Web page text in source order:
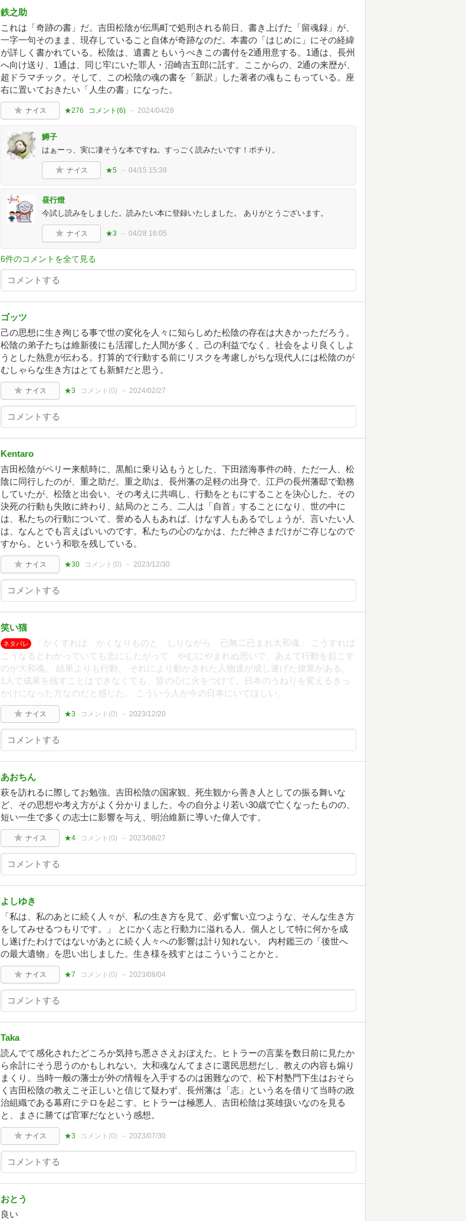
鉄之助
これは「奇跡の書」だ。吉田松陰が伝馬町で処刑される前日、書き上げた「留魂録」が、
一字一句そのまま、現存していること自体が奇跡なのだ。本書の「はじめに」にその経緯
が詳しく書かれている。松陰は、遺書ともいうべきこの書付を2通用意する。1通は、長州
へ向け送り、1通は、同じ牢にいた罪人・沼崎吉五郎に託す。ここからの、2通の来歴が、
超ドラマチック。そして、この松陰の魂の書を「新訳」した著者の魂もこもっている。座
右に置いておきたい「人生の書」になった。
ナイス ★276 コメント(6) 2024/04/28
鱒子
はぁーっ、実に凄そうな本ですね。すっごく読みたいです！ポチり。
ナイス ★5 04/15 15:39
昼行燈
今試し読みをしました。読みたい本に登録いたしました。 ありがとうございます。
ナイス ★3 04/28 16:05
6件のコメントを全て見る
ゴッツ
己の思想に生き殉じる事で世の変化を人々に知らしめた松陰の存在は大きかっただろう。
松陰の弟子たちは維新後にも活躍した人間が多く、己の利益でなく、社会をより良くしよ
うとした熱意が伝わる。打算的で行動する前にリスクを考慮しがちな現代人には松陰のが
むしゃらな生き方はとても新鮮だと思う。
ナイス ★3 コメント(0) 2024/02/27
Kentaro
吉田松陰がペリー来航時に、黒船に乗り込もうとした、下田踏海事件の時、ただ一人、松
陰に同行したのが、重之助だ。重之助は、長州藩の足軽の出身で、江戸の長州藩邸で勤務
していたが、松陰と出会い、その考えに共鳴し、行動をともにすることを決心した。その
決死の行動も失敗に終わり、結局のところ、二人は「自首」することになり、世の中に
は、私たちの行動について、誉める人もあれば、けなす人もあるでしょうが、言いたい人
は、なんとでも言えばいいのです。私たちの心のなかは、ただ神さまだけがご存じなので
すから。という和歌を残している。
ナイス ★30 コメント(0) 2023/12/30
笑い猫
ネタバレ
「かくすれば かくなりものと しりながら 已無二已まれ大和魂」 こうすれば
こうなるとわかっていても志にしたがって、やむにやまれぬ思いで、あえて行動を起こす
のが大和魂。 結果よりも行動。 それにより動かされた人物達が成し遂げた偉業がある。
1人で成果を残すことはできなくても、皆の心に火をつけて、日本のうねりを変えるきっ
かけになった方なのだと感じた。 こういう人が今の日本にいてほしい。
ナイス ★3 コメント(0) 2023/12/20
あおちん
萩を訪れるに際してお勉強。吉田松陰の国家観、死生観から善き人としての振る舞いな
ど、その思想や考え方がよく分かりました。今の自分より若い30歳で亡くなったものの、
短い一生で多くの志士に影響を与え、明治維新に導いた偉人です。
ナイス ★4 コメント(0) 2023/08/27
よしゆき
「私は、私のあとに続く人々が、私の生き方を見て、必ず奮い立つような、そんな生き方
をしてみせるつもりです。」 とにかく志と行動力に溢れる人。個人として特に何かを成
し遂げたわけではないがあとに続く人々への影響は計り知れない。 内村鑑三の「後世へ
の最大遺物」を思い出しました。生き様を残すとはこういうことかと。
ナイス ★7 コメント(0) 2023/08/04
Taka
読んでて感化されたどころか気持ち悪ささえおぼえた。ヒトラーの言葉を数日前に見たか
ら余計にそう思うのかもしれない。大和魂なんてまさに選民思想だし、教えの内容も煽り
まくり。当時一般の藩士が外の情報を入手するのは困難なので、松下村塾門下生はおそら
く吉田松陰の教えこそ正しいと信じて疑わず、長州藩は「志」という名を借りて当時の政
治組織である幕府にテロを起こす。ヒトラーは極悪人、吉田松陰は英雄扱いなのを見る
と、まさに勝てば官軍だなという感想。
ナイス ★3 コメント(0) 2023/07/30
おとう
良い